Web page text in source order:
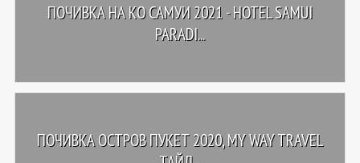
ПОЧИВКА НА КО САМУИ 2021 - HOTEL SAMUI
PARADI...
ПОЧИВКА ОСТРОВ ПУКЕТ 2020, MY WAY TRAVEL